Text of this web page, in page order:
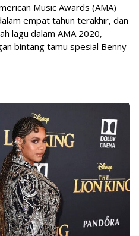
Music Awards (AMA)
empat tahun terakhir, dan
lagu dalam AMA 2020,
bintang tamu spesial Benny